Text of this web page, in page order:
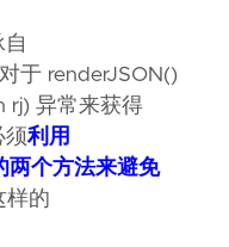
于 renderJSON()
rj) 异常来获得
须利用
个方法来避免
样的